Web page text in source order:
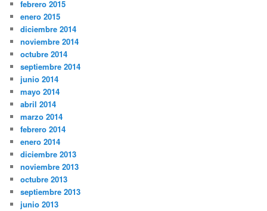
febrero 2015
enero 2015
diciembre 2014
noviembre 2014
octubre 2014
septiembre 2014
junio 2014
mayo 2014
abril 2014
marzo 2014
febrero 2014
enero 2014
diciembre 2013
noviembre 2013
octubre 2013
septiembre 2013
junio 2013